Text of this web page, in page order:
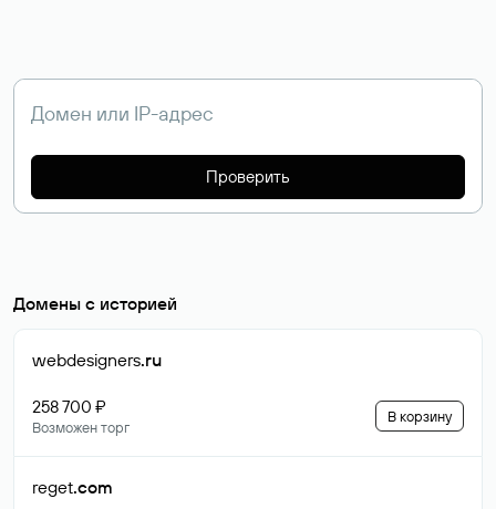
Проверить
Домены с историей
webdesigners.ru
258 700 ₽
Возможен торг
В корзину
reget.com